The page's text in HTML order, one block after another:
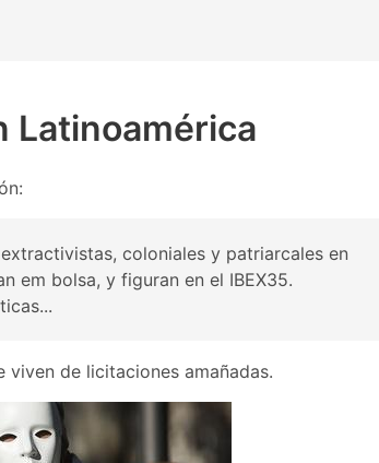
Latinoamérica
coloniales y patriarcales en
em bolsa, y figuran en el IBEX35.
de licitaciones amañadas.